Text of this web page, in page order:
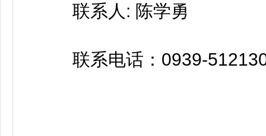
联系人: 陈学勇
联系电话：0939-